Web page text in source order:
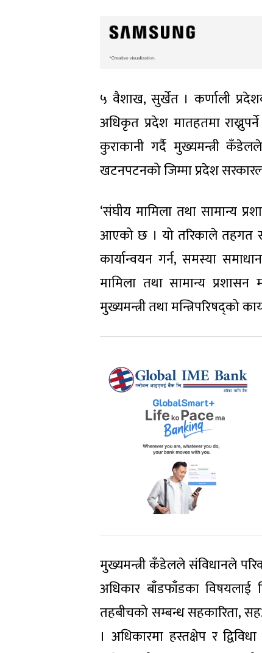
५ वैशाख, सुर्खेत । कर्णाली
अधिकृत प्रदेश मातहतमा
कुराकानी गर्दै मुख्यमन्त्री
खटनपटनको जिम्मा प्रदेश
‘संघीय मामिला तथा सामान्य
आएको छ । यो तरिकाले तहगत
कार्यान्वयन गर्न, समस्या
मामिला तथा सामान्य
मुख्यमन्त्री तथा मन्त्रिपरिषद्को
मुख्यमन्त्री कँडेलले संविधानले
अधिकार बाँडफाँडका विषयलाई
तहबीचको सम्बन्ध सहकारिता,
। अधिकारमा हस्तक्षेप र